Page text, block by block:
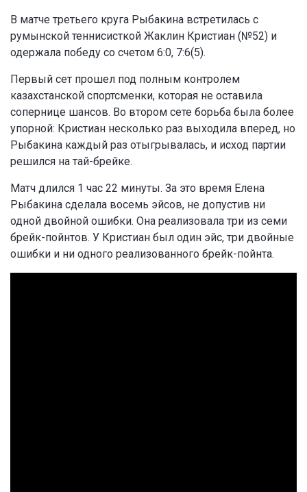
В матче третьего круга Рыбакина встретилась с
румынской теннисисткой Жаклин Кристиан (№52) и
одержала победу со счетом 6:0, 7:6(5).
Первый сет прошел под полным контролем
казахстанской спортсменки, которая не оставила
сопернице шансов. Во втором сете борьба была более
упорной: Кристиан несколько раз выходила вперед, но
Рыбакина каждый раз отыгрывалась, и исход партии
решился на тай-брейке.
Матч длился 1 час 22 минуты. За это время Елена
Рыбакина сделала восемь эйсов, не допустив ни
одной двойной ошибки. Она реализовала три из семи
брейк-пойнтов. У Кристиан был один эйс, три двойные
ошибки и ни одного реализованного брейк-пойнта.